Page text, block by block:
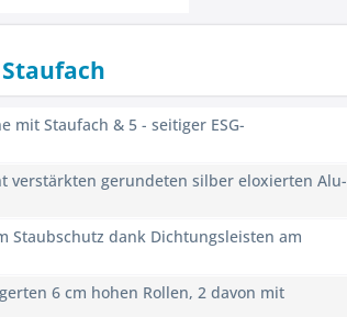
Staufach & 5 - seitiger ESG-
verstärkten gerundeten silber eloxierten Alu-
Staubschutz dank Dichtungsleisten am
6 cm hohen Rollen, 2 davon mit